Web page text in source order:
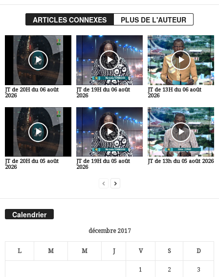
ARTICLES CONNEXES PLUS DE L'AUTEUR
JT de 20H du 06 août
2026
JT de 19H du 06 août
2026
JT de 13H du 06 août
2026
JT de 20H du 05 août
2026
JT de 19H du 05 août
2026
JT de 13h du 05 août 2026
Calendrier
décembre 2017
L M M J V S D
1 2 3